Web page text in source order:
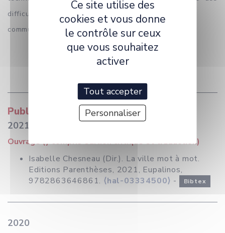
difficultés à se diffuser dans le sens
commun.
Publications
2021
Ouvrage (y compris édition critique et traduction)
Isabelle Chesneau (Dir.). La ville mot à mot.
Editions Parenthèses, 2021, Eupalinos,
9782863646861. ⟨hal-03334500⟩ - Bibtex
2020
Ce site utilise des
cookies et vous donne
le contrôle sur ceux
que vous souhaitez
activer
Tout accepter
Personnaliser